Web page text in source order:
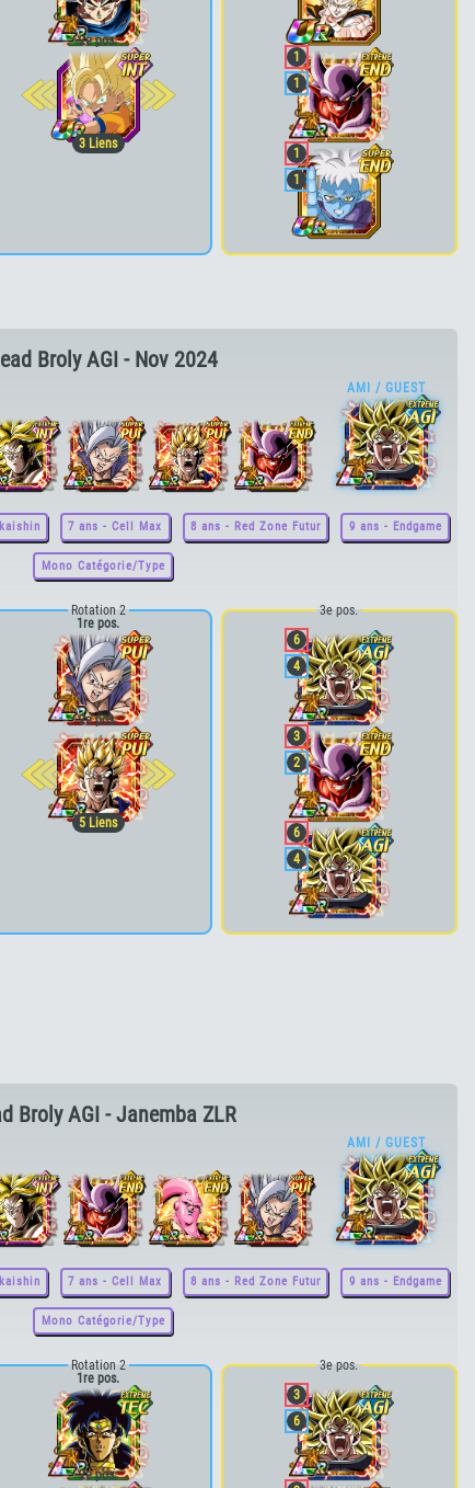
2e pos.
3 Liens
1
1
1
1
Broly AGI - Nov 2024
7 ans - Cell Max 8 ans - Red Zone Futur 9 ans - Endgame
Mono Catégorie/Type
Rotation 2
1re pos.
2e pos.
5 Liens
3e pos.
6
4
3
2
6
4
Broly AGI - Janemba ZLR
7 ans - Cell Max 8 ans - Red Zone Futur 9 ans - Endgame
Mono Catégorie/Type
Rotation 2
1re pos.
2e pos.
3e pos.
3
6